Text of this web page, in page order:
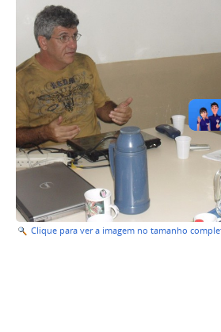
Clique para ver a imagem no tamanho